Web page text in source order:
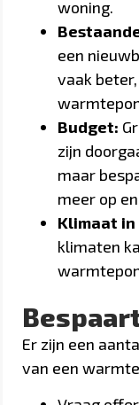
woning.
een
vaak
Budget:
zijn
maar
meer op
Klimaat
klimaten
Er zijn een
van een